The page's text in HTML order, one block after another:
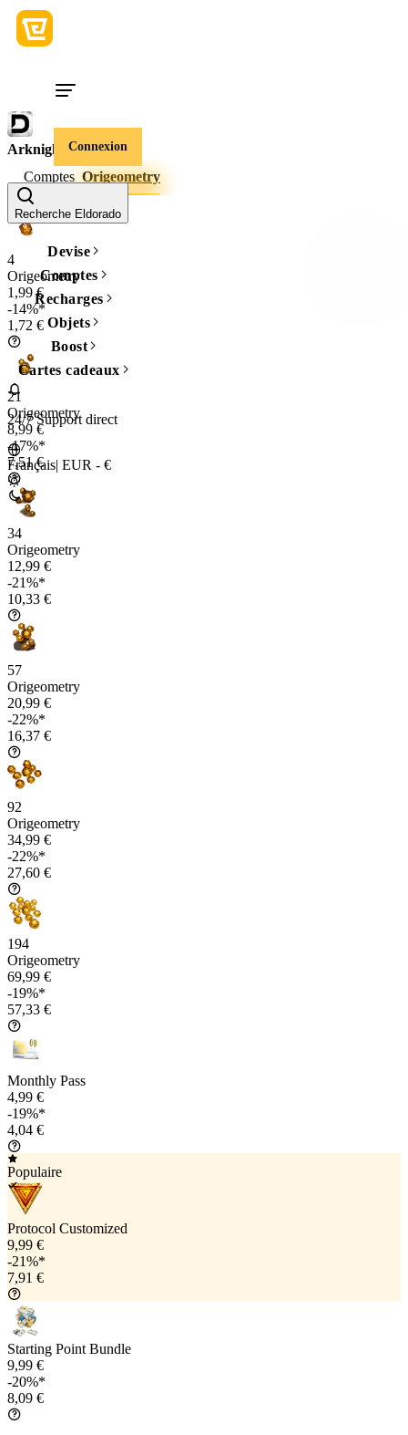
Connexion
Recherche Eldorado
Devise
Comptes
Recharges
Objets
Boost
Cartes cadeaux
24/7 Support direct
Français| EUR - €
Arknights: Endfield
Comptes Origeometry
Quantité
4
Origeometry
1,99 €
-14%*
1,72 €
21
Origeometry
8,99 €
-17%*
7,51 €
34
Origeometry
12,99 €
-21%*
10,33 €
57
Origeometry
20,99 €
-22%*
16,37 €
92
Origeometry
34,99 €
-22%*
27,60 €
194
Origeometry
69,99 €
-19%*
57,33 €
Monthly Pass
4,99 €
-19%*
4,04 €
Populaire
Protocol Customized
9,99 €
-21%*
7,91 €
Starting Point Bundle
9,99 €
-20%*
8,09 €